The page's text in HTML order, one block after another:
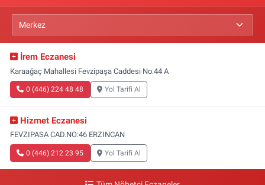
İrem Eczanesi
Karaağaç Mahallesi Fevzipaşa Caddesi No:44 A
0 (446) 224 48 48 Yol Tarifi Al
Hizmet Eczanesi
FEVZIPASA CAD.NO:46 ERZINCAN
0 (446) 212 23 95 Yol Tarifi Al